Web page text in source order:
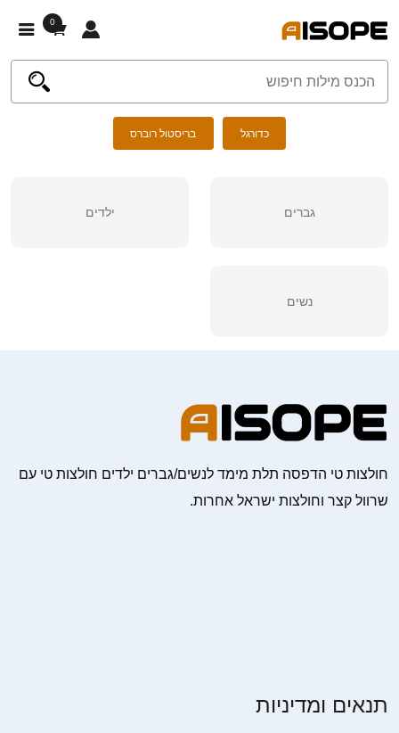
0
כדורגל בריסטול רוברס
גברים ילדים
נשים
חולצות טי הדפסה תלת מימד לנשים/גברים ילדים חולצות טי עם
שרוול קצר וחולצות ישראל אחרות.
תנאים ומדיניות